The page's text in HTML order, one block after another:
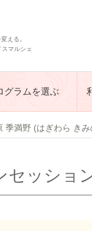
える。
マルシェ
グラムを選ぶ
季満野 (はぎわら きみ
セッショ